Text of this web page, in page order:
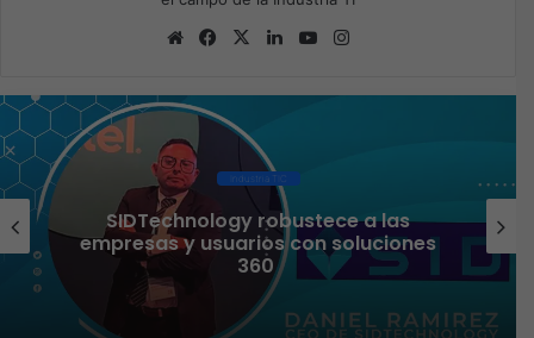
Sitio
Facebook
X LinkedInYouTube
Liderazgo femenino que
sector TI